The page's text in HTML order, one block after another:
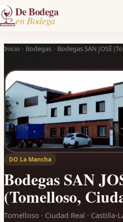
De Bodega
en Bodega
Inicio Bodegas Bodegas SAN JOSÉ
DO La Mancha
Bodegas SAN
(Tomelloso,
Tomelloso · Ciudad Real · Castilla-